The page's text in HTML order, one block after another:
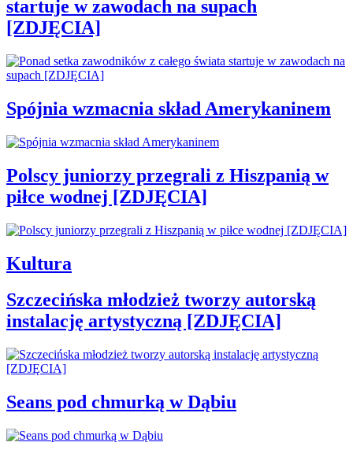
startuje w zawodach na supach
[ZDJĘCIA]
Spójnia wzmacnia skład Amerykaninem
Polscy juniorzy przegrali z Hiszpanią w
piłce wodnej [ZDJĘCIA]
Kultura
Szczecińska młodzież tworzy autorską
instalację artystyczną [ZDJĘCIA]
Seans pod chmurką w Dąbiu